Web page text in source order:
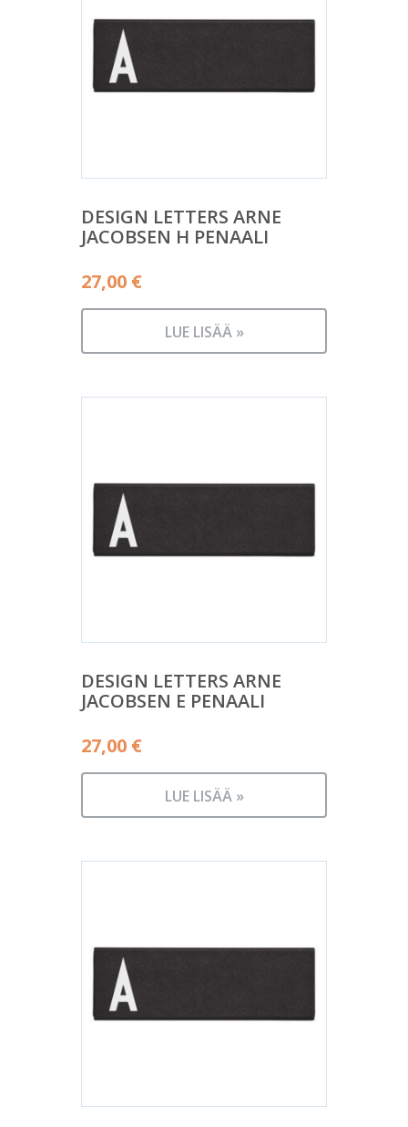
DESIGN LETTERS ARNE
JACOBSEN H PENAALI
27,00 €
LUE LISÄÄ »
DESIGN LETTERS ARNE
JACOBSEN E PENAALI
27,00 €
LUE LISÄÄ »